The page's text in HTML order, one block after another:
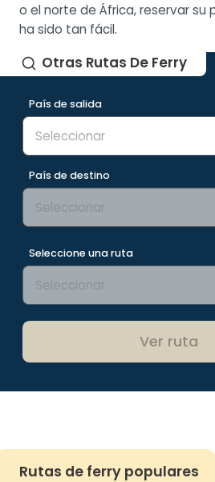
o el norte de África, reservar su
ha sido tan fácil.
Otras Rutas De Ferry
País de salida
País de destino
Seleccione una ruta
Ver ruta
Rutas de ferry populares